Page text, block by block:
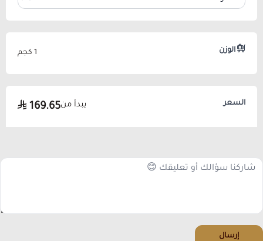
الوزن 1 كجم
السعر يبدأ من169.65
إرسال